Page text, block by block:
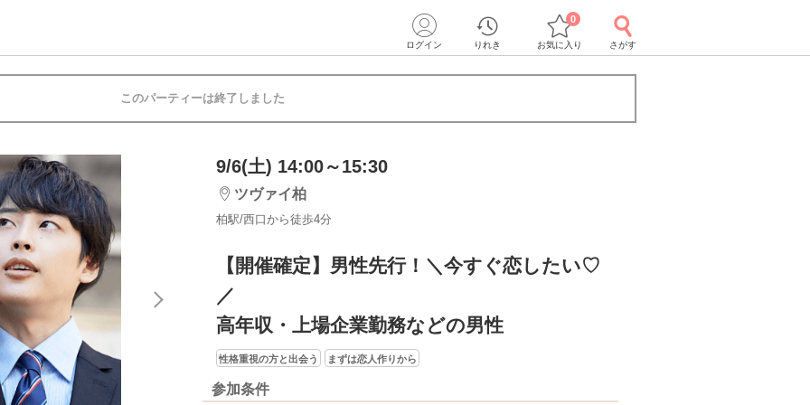
ログイン りれき お気に入り
0
さがす
このパーティーは終了しました
9/6(土) 14:00～15:30
ツヴァイ柏
柏駅/西口から徒歩4分
【開催確定】男性先行！＼今すぐ恋したい♡
／
高年収・上場企業勤務などの男性
性格重視の方と出会う まずは恋人作りから
参加条件